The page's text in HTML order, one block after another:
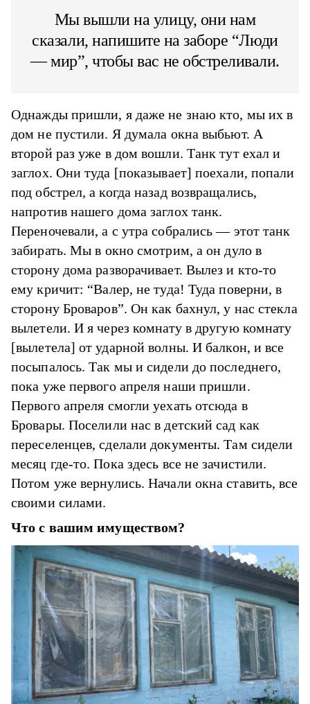
Мы вышли на улицу, они нам
сказали, напишите на заборе “Люди
— мир”, чтобы вас не обстреливали.
Однажды пришли, я даже не знаю кто, мы их в
дом не пустили. Я думала окна выбьют. А
второй раз уже в дом вошли. Танк тут ехал и
заглох. Они туда [показывает] поехали, попали
под обстрел, а когда назад возвращались,
напротив нашего дома заглох танк.
Переночевали, а с утра собрались — этот танк
забирать. Мы в окно смотрим, а он дуло в
сторону дома разворачивает. Вылез и кто-то
ему кричит: “Валер, не туда! Туда поверни, в
сторону Броваров”. Он как бахнул, у нас стекла
вылетели. И я через комнату в другую комнату
[вылетела] от ударной волны. И балкон, и все
посыпалось. Так мы и сидели до последнего,
пока уже первого апреля наши пришли.
Первого апреля смогли уехать отсюда в
Бровары. Поселили нас в детский сад как
переселенцев, сделали документы. Там сидели
месяц где-то. Пока здесь все не зачистили.
Потом уже вернулись. Начали окна ставить, все
своими силами.
Что с вашим имуществом?